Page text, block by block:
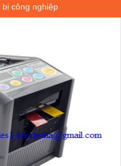
bị công nghiệp